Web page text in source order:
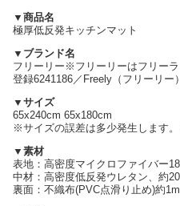
▼商品名
極厚低反発キッチンマット
▼ブランド名
フリーリー※フリーリーはフリーラ
登録6241186／Freely（フリーリー）
▼サイズ
65x240cm 65x180cm
※サイズの誤差は多少発生します。
▼素材
表地：高密度マイクロファイバー
中材：高密度低反発ウレタン、約
裏面：不織布(PVC点滑り止め)約